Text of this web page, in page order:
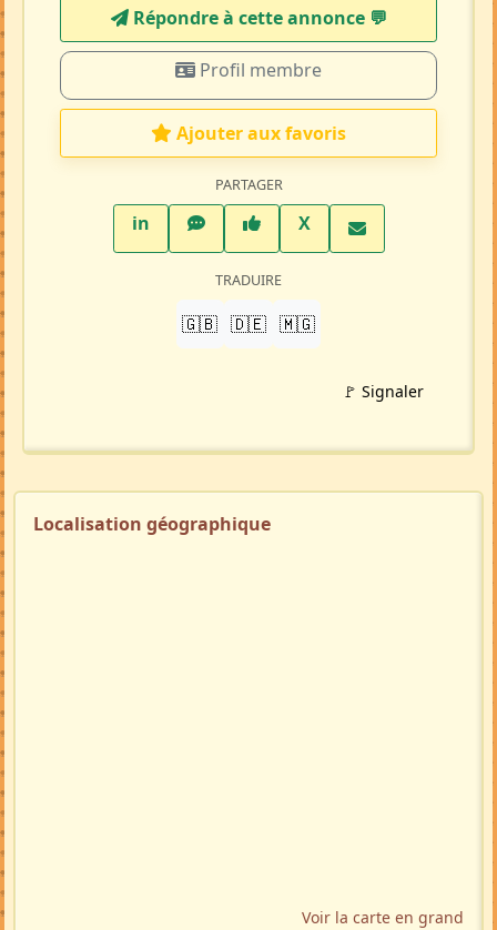
Répondre à cette annonce 💬​
Profil membre
Ajouter aux favoris
PARTAGER
inLinkedInWhatsAppFacebook
XTwitter X
TRADUIRE
🇬🇧 🇩🇪 🇲🇬
🚩 Signaler
Localisation géographique
Voir la carte en grand